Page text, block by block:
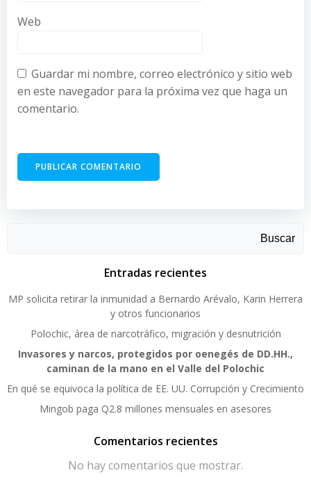
Web
Guardar mi nombre, correo electrónico y sitio web
en este navegador para la próxima vez que haga un
comentario.
Buscar
Entradas recientes
MP solicita retirar la inmunidad a Bernardo Arévalo, Karin Herrera
y otros funcionarios
Polochic, área de narcotráfico, migración y desnutrición
Invasores y narcos, protegidos por oenegés de DD.HH.,
caminan de la mano en el Valle del Polochic
En qué se equivoca la política de EE. UU. Corrupción y Crecimiento
Mingob paga Q2.8 millones mensuales en asesores
Comentarios recientes
No hay comentarios que mostrar.